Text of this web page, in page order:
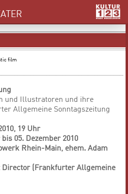
film
und Illustratoren und ihre
Allgemeine Sonntagszeitung
19 Uhr
05. Dezember 2010
Rhein-Main, ehem. Adam
Director (Frankfurter Allgemeine